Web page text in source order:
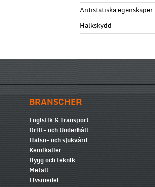
Antistatiska egenskaper
Halkskydd
BRANSCHER
Logistik & Transport
Drift- och Underhåll
Hälso- och sjukvård
Kemikalier
Bygg och teknik
Metall
Livsmedel